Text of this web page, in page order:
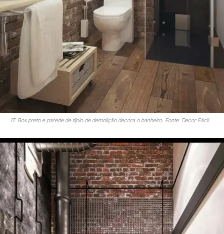
17. Box preto e parede de tijolo de demolição decora o banheiro. Fonte: Decor Fácil